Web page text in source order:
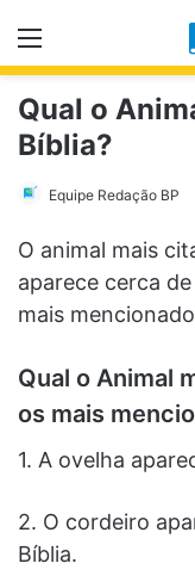
Menu
Qual o
Bíblia?
Equipe Redação BP
O animal mais
aparece cerca
mais
Qual o Animal
os mais
1. A ovelha
2. O cordeiro
Bíblia.